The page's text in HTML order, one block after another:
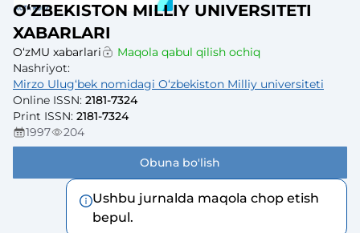
O‘ZBEKISTON MILLIY UNIVERSITETI
XABARLARI
O‘zMU xabarlari
Maqola qabul qilish ochiq
Nashriyot:
Mirzo Ulugʻbek nomidagi Oʻzbekiston Milliy universiteti
Online ISSN: 2181-7324
Print ISSN: 2181-7324
1997
204
Obuna bo'lish
Ushbu jurnalda maqola chop etish
bepul.